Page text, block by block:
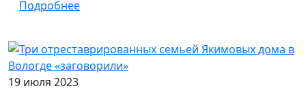
Подробнее
19 июля 2023